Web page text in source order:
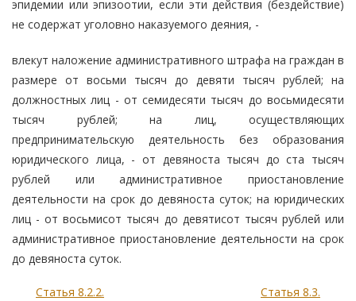
эпидемии или эпизоотии, если эти действия (бездействие)
не содержат уголовно наказуемого деяния, -
влекут наложение административного штрафа на граждан в
размере от восьми тысяч до девяти тысяч рублей; на
должностных лиц - от семидесяти тысяч до восьмидесяти
тысяч рублей; на лиц, осуществляющих
предпринимательскую деятельность без образования
юридического лица, - от девяноста тысяч до ста тысяч
рублей или административное приостановление
деятельности на срок до девяноста суток; на юридических
лиц - от восьмисот тысяч до девятисот тысяч рублей или
административное приостановление деятельности на срок
до девяноста суток.
Статья 8.2.2.
Статья 8.3.